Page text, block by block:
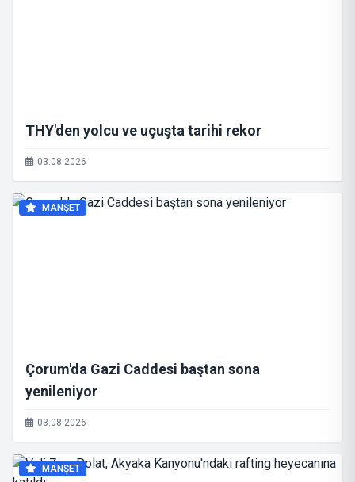
THY'den yolcu ve uçuşta tarihi rekor
03.08.2026
MANŞET
Çorum'da Gazi Caddesi baştan sona
yenileniyor
03.08.2026
MANŞET